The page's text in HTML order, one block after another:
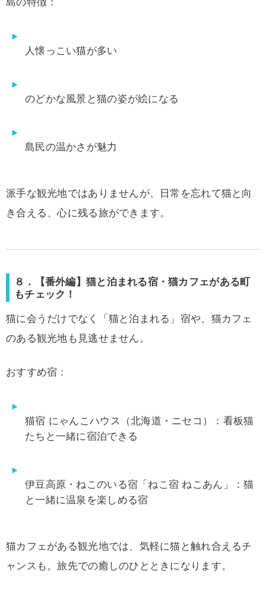
人懐っこい猫が多い
のどかな風景と猫の姿が絵になる
島民の温かさが魅力
派手な観光地ではありませんが、日常を忘れて猫と向
き合える、心に残る旅ができます。
８．【番外編】猫と泊まれる宿・猫カフェがある町
もチェック！
猫に会うだけでなく「猫と泊まれる」宿や、猫カフェ
のある観光地も見逃せません。
おすすめ宿：
猫宿 にゃんこハウス（北海道・ニセコ）：看板猫
たちと一緒に宿泊できる
伊豆高原・ねこのいる宿「ねこ宿 ねこあん」：猫
と一緒に温泉を楽しめる宿
猫カフェがある観光地では、気軽に猫と触れ合えるチ
ャンスも。旅先での癒しのひとときになります。